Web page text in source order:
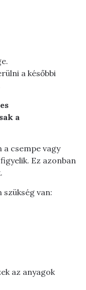
a későbbi
a
csempe vagy
Ez azonban
van:
az anyagok